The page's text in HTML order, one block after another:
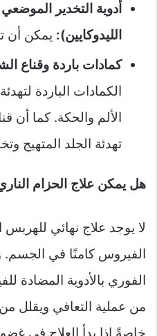
أدوية التخدير
الليدوكايين): يمكن أن
كمادات باردة وقناع
الكمادات الباردة
الألم والحكة. كما أن
تهدئة الجلد المتهيج
هل يمكن علاج الحزام الناري
لا يوجد علاج نهائي
الفيروس كامنًا في الجسم.
الفوري بالأدوية المضادة
من عملية التعافي